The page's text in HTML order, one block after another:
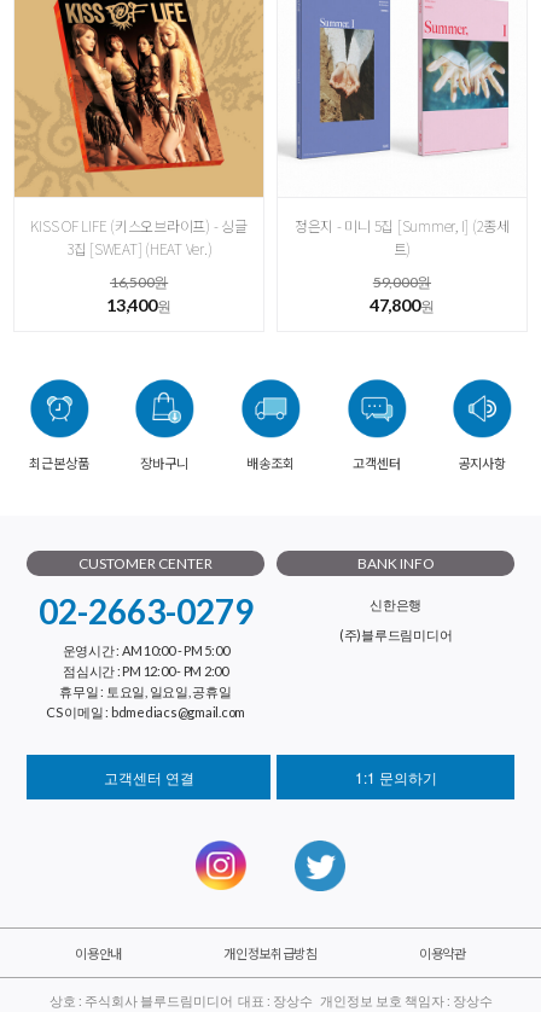
KISS OF LIFE (키스오브라이프) - 싱글
3집 [ SWEAT] (HEAT Ver.)
16,500원
13,400원
정은지 - 미니 5집 [Summer, I] (2종세
트)
59,000원
47,800원
최근본상품 장바구니 배송조회 고객센터 공지사항
CUSTOMER CENTER
02-2663-0279
운영시간 : AM 10:00 - PM 5:00
점심시간 : PM 12:00 - PM 2:00
휴무일 : 토요일, 일요일, 공휴일
CS 이메일 : bdmediacs@gmail.com
BANK INFO
신한은행
(주)블루드림미디어
고객센터 연결 1:1 문의하기
이용안내 개인정보취급방침 이용약관
상호 : 주식회사 블루드림미디어 대표 : 장상수 개인정보 보호 책임자 : 장상수